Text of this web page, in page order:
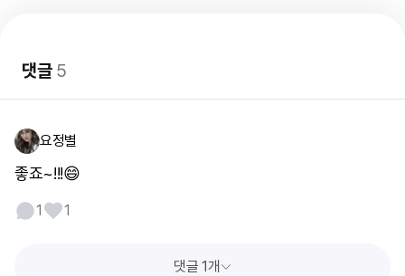
댓글5
요정별
좋죠~!!!😄
1 1
댓글 1개